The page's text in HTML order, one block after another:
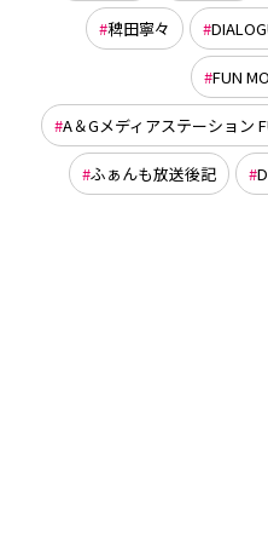
稗田寧々
FUN
A＆Gメディアステーション
ふぁんも放送後記